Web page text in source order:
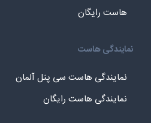
هاست رایگان
نمایندگی هاست
نمایندگی هاست سی پنل آلمان
نمایندگی هاست رایگان